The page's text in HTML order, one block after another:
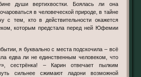
души вертихвостки. Боялась ли она
в человеческой природе, в тайне
с тем, кто в действительности окажется
которым предстала перед ней Юфемии
едва ли не единственным человеком, что
сестрёнка! – Карин отвечает пылким
сильнее сжимают ладони возможной